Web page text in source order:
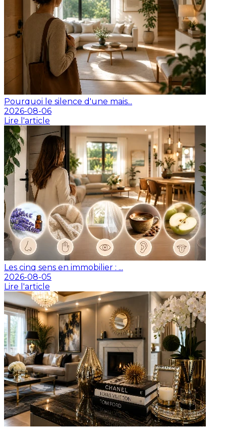
Pourquoi le silence d'une mais...
2026-08-06
Lire l'article
Les cinq sens en immobilier : ...
2026-08-05
Lire l'article